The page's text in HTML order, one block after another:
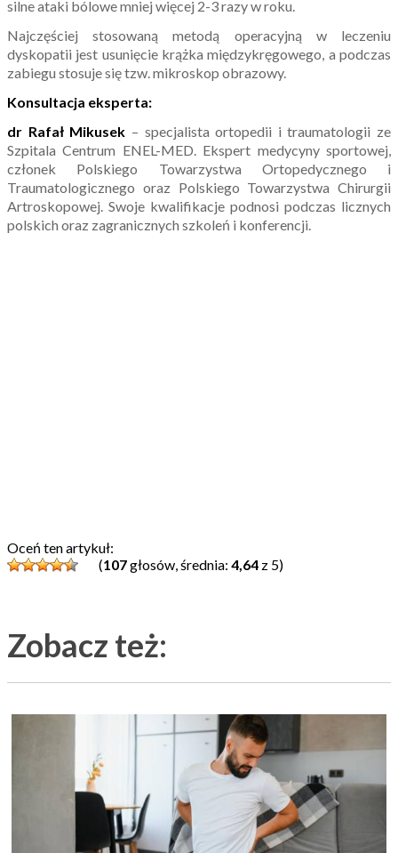
silne ataki bólowe mniej więcej 2-3 razy w roku.
Najczęściej stosowaną metodą operacyjną w leczeniu
dyskopatii jest usunięcie krążka międzykręgowego, a podczas
zabiegu stosuje się tzw. mikroskop obrazowy.
Konsultacja eksperta:
dr Rafał Mikusek – specjalista ortopedii i traumatologii ze
Szpitala Centrum ENEL-MED. Ekspert medycyny sportowej,
członek Polskiego Towarzystwa Ortopedycznego i
Traumatologicznego oraz Polskiego Towarzystwa Chirurgii
Artroskopowej. Swoje kwalifikacje podnosi podczas licznych
polskich oraz zagranicznych szkoleń i konferencji.
Oceń ten artykuł:
(107głosów, średnia: 4,64 z 5)
Zobacz też: